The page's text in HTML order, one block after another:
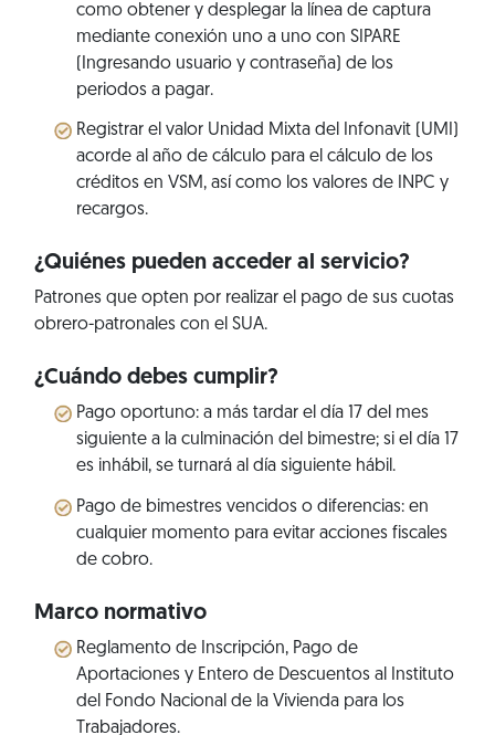
como obtener y desplegar la línea de captura
mediante conexión uno a uno con SIPARE
(Ingresando usuario y contraseña) de los
periodos a pagar.
Registrar el valor Unidad Mixta del Infonavit (UMI)
acorde al año de cálculo para el cálculo de los
créditos en VSM, así como los valores de INPC y
recargos.
¿Quiénes pueden acceder al servicio?
Patrones que opten por realizar el pago de sus cuotas
obrero-patronales con el SUA.
¿Cuándo debes cumplir?
Pago oportuno: a más tardar el día 17 del mes
siguiente a la culminación del bimestre; si el día 17
es inhábil, se turnará al día siguiente hábil.
Pago de bimestres vencidos o diferencias: en
cualquier momento para evitar acciones fiscales
de cobro.
Marco normativo
Reglamento de Inscripción, Pago de
Aportaciones y Entero de Descuentos al Instituto
del Fondo Nacional de la Vivienda para los
Trabajadores.